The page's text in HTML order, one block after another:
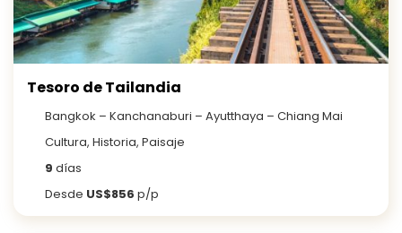
Tesoro de Tailandia
Bangkok – Kanchanaburi – Ayutthaya – Chiang Mai
Cultura, Historia, Paisaje
9 días
Desde US$856 p/p